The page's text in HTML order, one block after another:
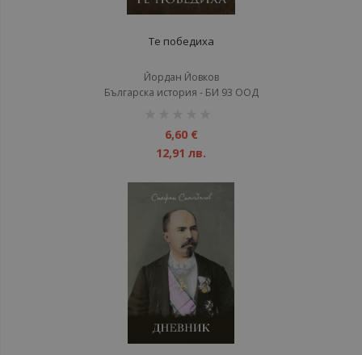
Те победиха
Йордан Йовков
Българска история - БИ 93 ООД
6,60 €
12,91 лв.